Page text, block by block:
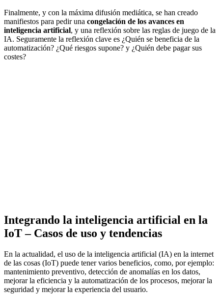
Finalmente, y con la máxima difusión mediática, se han creado
manifiestos para pedir una congelación de los avances en
inteligencia artificial, y una reflexión sobre las reglas de juego de la
IA. Seguramente la reflexión clave es ¿Quién se beneficia de la
automatización? ¿Qué riesgos supone? y ¿Quién debe pagar sus
costes?
Integrando la inteligencia artificial en la
IoT – Casos de uso y tendencias
En la actualidad, el uso de la inteligencia artificial (IA) en la internet
de las cosas (IoT) puede tener varios beneficios, como, por ejemplo:
mantenimiento preventivo, detección de anomalías en los datos,
mejorar la eficiencia y la automatización de los procesos, mejorar la
seguridad y mejorar la experiencia del usuario.